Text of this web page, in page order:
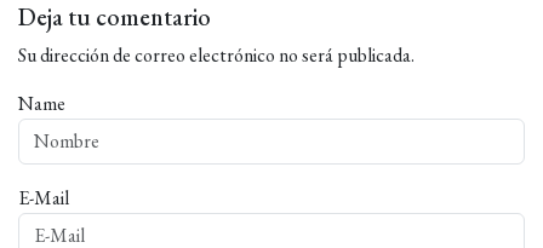
Deja tu comentario
Su dirección de correo electrónico no será publicada.
Name
E-Mail